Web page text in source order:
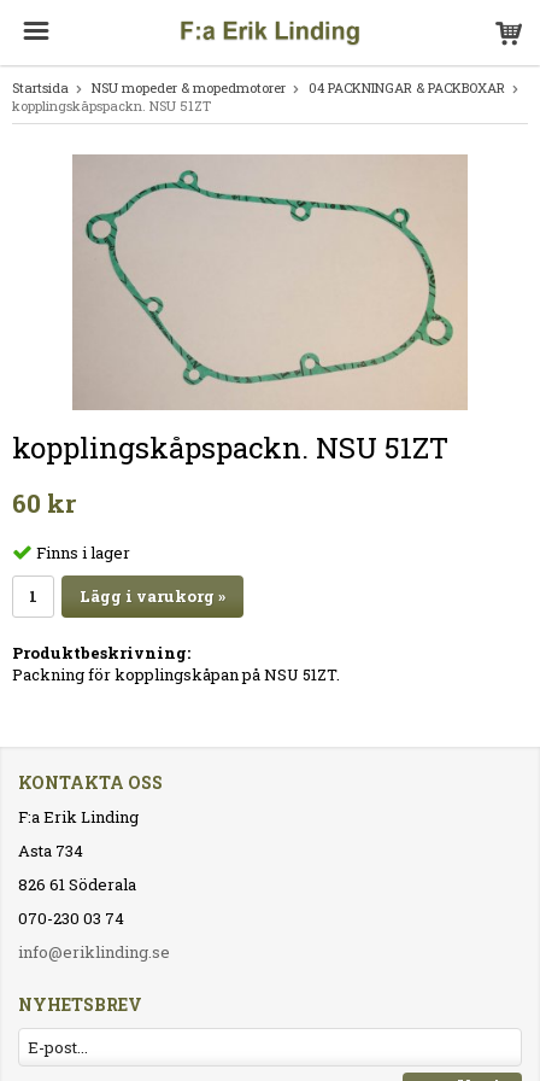
Startsida NSU mopeder & mopedmotorer
04 PACKNINGAR & PACKBOXAR
kopplingskåpspackn. NSU 51ZT
kopplingskåpspackn. NSU 51ZT
60 kr
Finns i lager
Lägg i varukorg »
Produktbeskrivning:
Packning för kopplingskåpan på NSU 51ZT.
KONTAKTA OSS
F:a Erik Linding
Asta 734
826 61 Söderala
070-230 03 74
info@eriklinding.se
NYHETSBREV